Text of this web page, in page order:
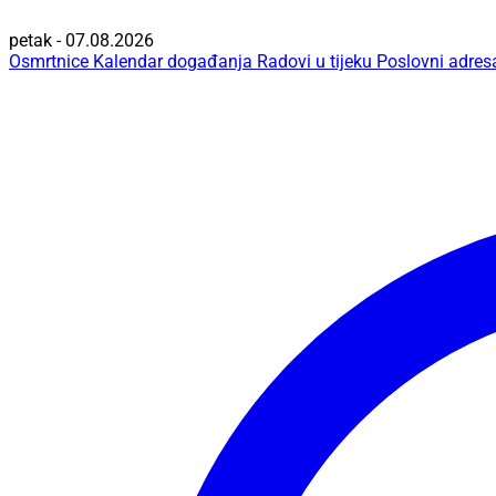
petak - 07.08.2026
Osmrtnice Kalendar događanja Radovi u tijeku Poslovni